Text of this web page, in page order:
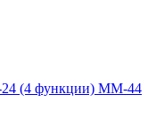
24 (4 функции) ММ-44